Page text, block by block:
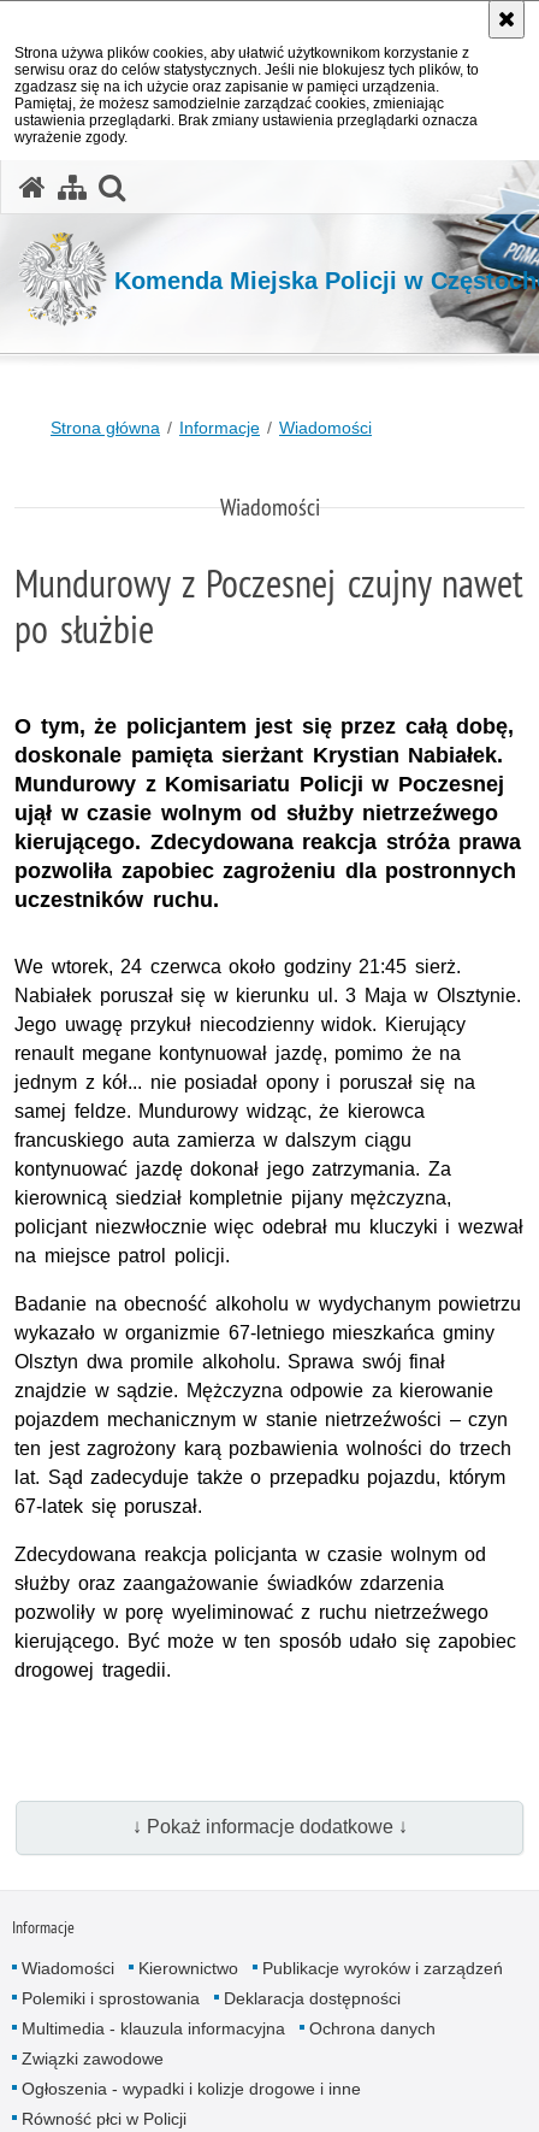
Strona używa plików cookies, aby ułatwić użytkownikom korzystanie z
serwisu oraz do celów statystycznych. Jeśli nie blokujesz tych plików, to
zgadzasz się na ich użycie oraz zapisanie w pamięci urządzenia.
Pamiętaj, że możesz samodzielnie zarządzać cookies, zmieniając
ustawienia przeglądarki. Brak zmiany ustawienia przeglądarki oznacza
wyrażenie zgody.
Komenda Miejska Policji w
Strona główna Informacje Wiadomości
Wiadomości
Mundurowy z Poczesnej czujny nawet
po służbie
O tym, że policjantem jest się przez całą dobę,
doskonale pamięta sierżant Krystian Nabiałek.
Mundurowy z Komisariatu Policji w Poczesnej
ujął w czasie wolnym od służby nietrzeźwego
kierującego. Zdecydowana reakcja stróża prawa
pozwoliła zapobiec zagrożeniu dla postronnych
uczestników ruchu.
We wtorek, 24 czerwca około godziny 21:45 sierż.
Nabiałek poruszał się w kierunku ul. 3 Maja w Olsztynie.
Jego uwagę przykuł niecodzienny widok. Kierujący
renault megane kontynuował jazdę, pomimo że na
jednym z kół... nie posiadał opony i poruszał się na
samej feldze. Mundurowy widząc, że kierowca
francuskiego auta zamierza w dalszym ciągu
kontynuować jazdę dokonał jego zatrzymania. Za
kierownicą siedział kompletnie pijany mężczyzna,
policjant niezwłocznie więc odebrał mu kluczyki i wezwał
na miejsce patrol policji.
Badanie na obecność alkoholu w wydychanym powietrzu
wykazało w organizmie 67-letniego mieszkańca gminy
Olsztyn dwa promile alkoholu. Sprawa swój finał
znajdzie w sądzie. Mężczyzna odpowie za kierowanie
pojazdem mechanicznym w stanie nietrzeźwości – czyn
ten jest zagrożony karą pozbawienia wolności do trzech
lat. Sąd zadecyduje także o przepadku pojazdu, którym
67-latek się poruszał.
Zdecydowana reakcja policjanta w czasie wolnym od
służby oraz zaangażowanie świadków zdarzenia
pozwoliły w porę wyeliminować z ruchu nietrzeźwego
kierującego. Być może w ten sposób udało się zapobiec
drogowej tragedii.
↓ Pokaż informacje dodatkowe ↓
Informacje
Wiadomości Kierownictwo
Publikacje wyroków i zarządzeń
Polemiki i sprostowania
Deklaracja dostępności
Multimedia - klauzula informacyjna
Ochrona danych
Związki zawodowe
Ogłoszenia - wypadki i kolizje drogowe i inne
Równość płci w Policji